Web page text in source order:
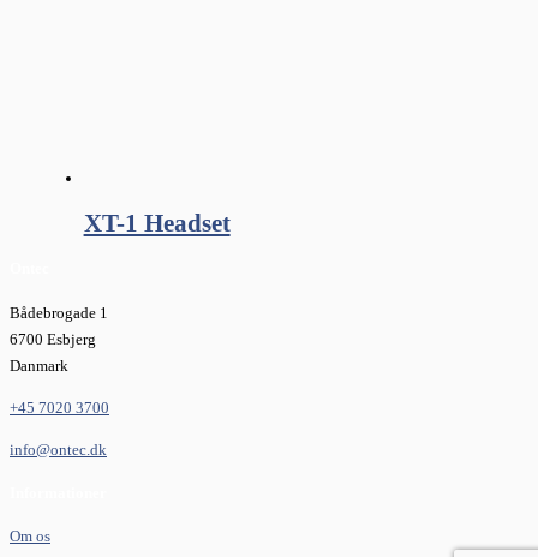
XT-1 Headset
Bådebrogade 1
6700 Esbjerg
Danmark
+45 7020 3700
info@ontec.dk
Om os